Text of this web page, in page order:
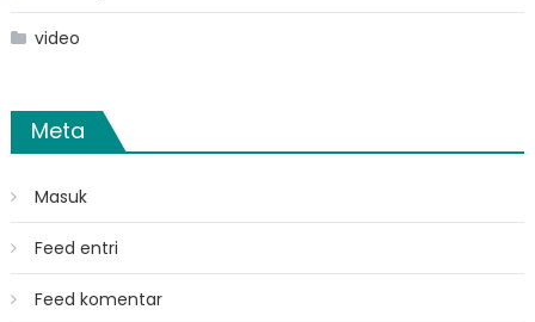
video
Meta
Masuk
Feed entri
Feed komentar